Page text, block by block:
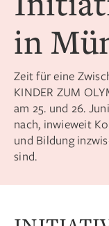
in
Zeit für eine
KINDER ZUM
am 25. und 26.
nach, inwieweit
und Bildung
sind.